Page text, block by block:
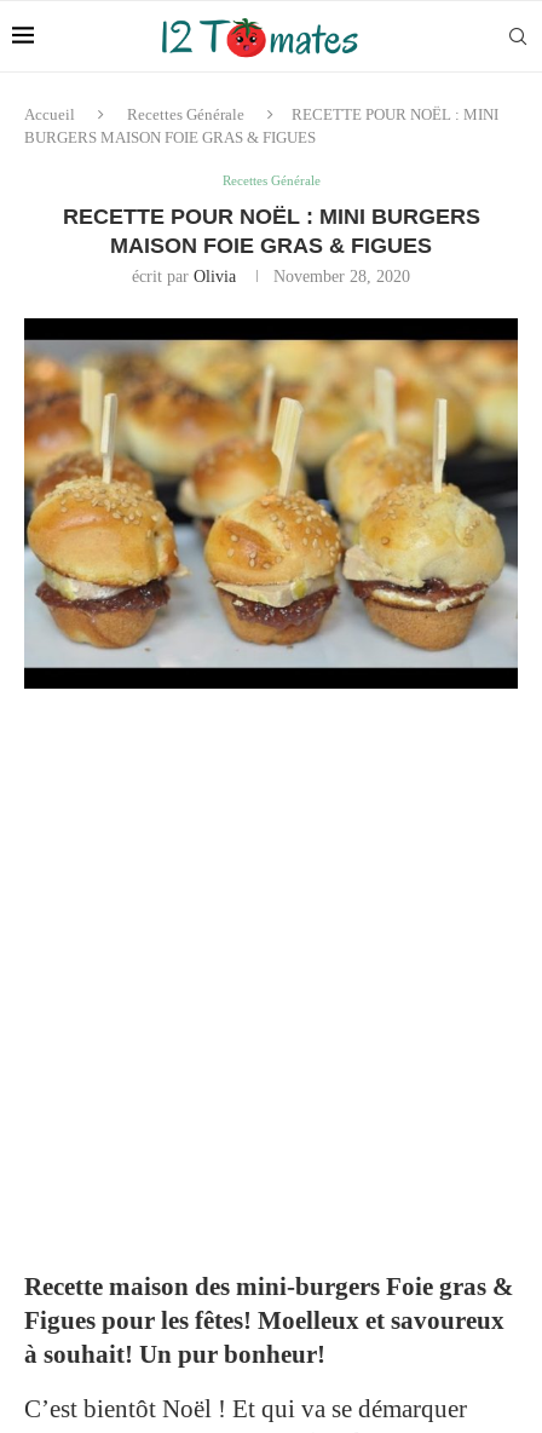
Accueil Recettes Générale
RECETTE POUR NOËL : MINI
BURGERS MAISON FOIE GRAS & FIGUES
Recettes Générale
RECETTE POUR NOËL : MINI BURGERS
MAISON FOIE GRAS & FIGUES
écrit par Olivia November 28, 2020
Recette maison des mini-burgers Foie gras &
Figues pour les fêtes! Moelleux et savoureux
à souhait! Un pur bonheur!
C’est bientôt Noël ! Et qui va se démarquer